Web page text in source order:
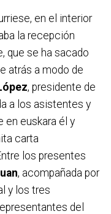
en el interior
la recepción
que se ha sacado
atrás a modo de
, presidente de
a los asistentes y
en euskara él y
carta
los presentes
, acompañada por
y los tres
del